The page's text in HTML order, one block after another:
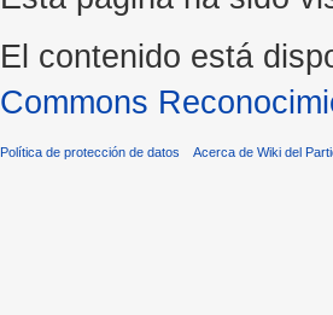
El contenido está
Commons
Política de protección de datos Acerca de Wiki del